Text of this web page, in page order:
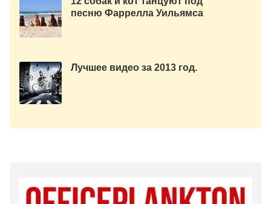
песню Фаррелла Уильямса
Лучшее видео за 2013 год.